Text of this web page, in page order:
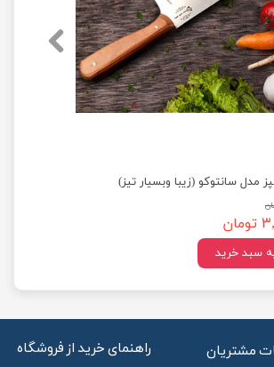
★★
★★
مدل سانتوکو (زیبا وبسیار تیز)
سبد خرید
راهنمای خرید از فروشگاه مشتریان